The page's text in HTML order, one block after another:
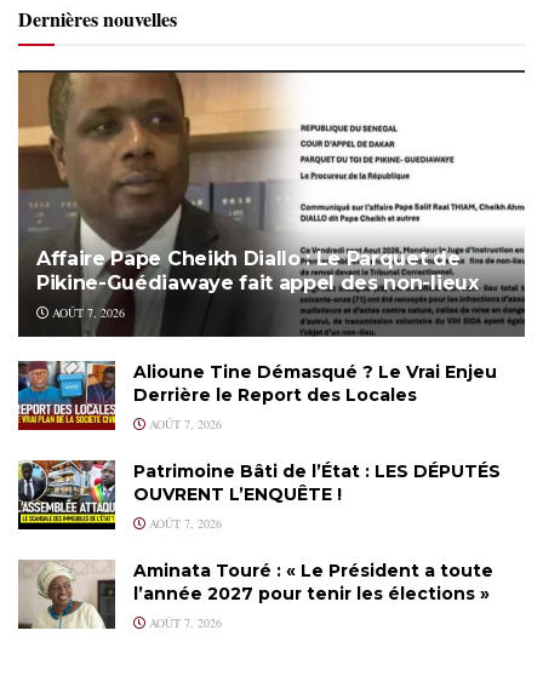
Dernières nouvelles
Affaire Pape Cheikh Diallo : Le Parquet de
Pikine-Guédiawaye fait appel des non-lieux
AOÛT 7, 2026
Alioune Tine Démasqué ? Le Vrai Enjeu
Derrière le Report des Locales
AOÛT 7, 2026
Patrimoine Bâti de l’État : LES DÉPUTÉS
OUVRENT L’ENQUÊTE !
AOÛT 7, 2026
Aminata Touré : « Le Président a toute
l’année 2027 pour tenir les élections »
AOÛT 7, 2026